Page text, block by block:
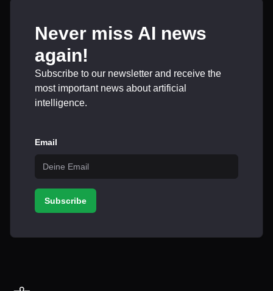
Never miss AI news
again!
Subscribe to our newsletter and receive the
most important news about artificial
intelligence.
Email
Subscribe